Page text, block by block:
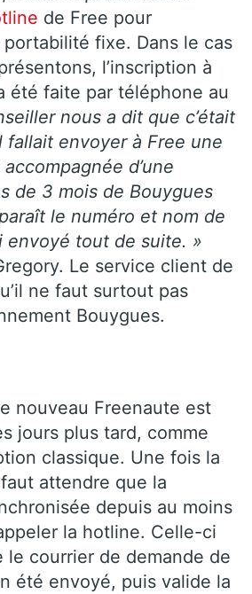
de Free pour
fixe. Dans le cas
l’inscription à
été faite par téléphone au
nous a dit que c’était
fallait envoyer à Free une
d’une
de 3 mois de Bouygues
le numéro et nom de
envoyé tout de suite. »
Le service client de
ne faut surtout pas
Bouygues.
nouveau Freenaute est
jours plus tard, comme
classique. Une fois la
attendre que la
depuis au moins
la hotline. Celle-ci
le courrier de demande de
été envoyé, puis valide la